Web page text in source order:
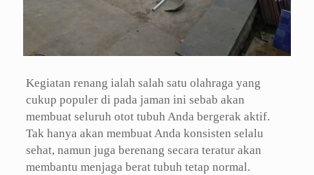
Kegiatan renang ialah salah satu olahraga yang
cukup populer di pada jaman ini sebab akan
membuat seluruh otot tubuh Anda bergerak aktif.
Tak hanya akan membuat Anda konsisten selalu
sehat, namun juga berenang secara teratur akan
membantu menjaga berat tubuh tetap normal.